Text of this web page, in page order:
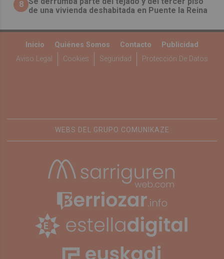
8
de una vivienda deshabitada en Puente la Reina
Inicio Quiénes Somos Contacto
Publicidad
Aviso Legal
Cookies Seguridad Protección De Datos
WEBS DEL GRUPO COMUNIKAZE